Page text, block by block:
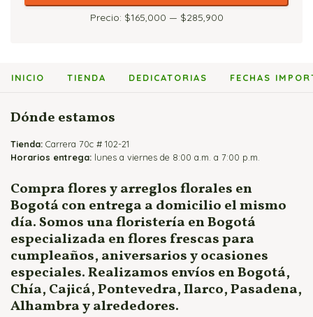
Flores Fúnebres
Flores para Matrimonio
Precio: $165,000 — $285,900
INICIO TIENDA DEDICATORIAS FECHAS
Dónde estamos
Tienda: Carrera 70c # 102-21
Horarios entrega: lunes a viernes de 8:00 a.m. a 7:00 p.m.
Compra flores y arreglos florales en
Bogotá con entrega a domicilio el mismo
día. Somos una floristería en Bogotá
especializada en flores frescas para
cumpleaños, aniversarios y ocasiones
especiales. Realizamos envíos en Bogotá,
Chía, Cajicá, Pontevedra, Ilarco, Pasadena,
Alhambra y alrededores.